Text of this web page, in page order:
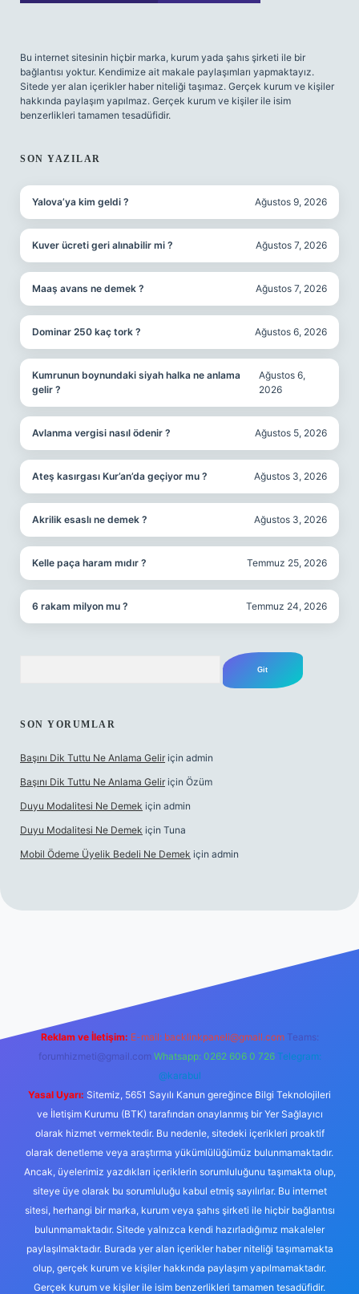
Bu internet sitesinin hiçbir marka, kurum yada şahıs şirketi ile bir
bağlantısı yoktur. Kendimize ait makale paylaşımları yapmaktayız.
Sitede yer alan içerikler haber niteliği taşımaz. Gerçek kurum ve kişiler
hakkında paylaşım yapılmaz. Gerçek kurum ve kişiler ile isim
benzerlikleri tamamen tesadüfidir.
SON YAZILAR
Yalova’ya kim geldi ? Ağustos 9, 2026
Kuver ücreti geri alınabilir mi ? Ağustos 7, 2026
Maaş avans ne demek ? Ağustos 7, 2026
Dominar 250 kaç tork ? Ağustos 6, 2026
Kumrunun boynundaki siyah halka ne anlama
gelir ?
Ağustos 6,
2026
Avlanma vergisi nasıl ödenir ? Ağustos 5, 2026
Ateş kasırgası Kur’an’da geçiyor mu ? Ağustos 3, 2026
Akrilik esaslı ne demek ? Ağustos 3, 2026
Kelle paça haram mıdır ? Temmuz 25, 2026
6 rakam milyon mu ? Temmuz 24, 2026
SON YORUMLAR
Başını Dik Tuttu Ne Anlama Gelir için admin
Başını Dik Tuttu Ne Anlama Gelir için Özüm
Duyu Modalitesi Ne Demek için admin
Duyu Modalitesi Ne Demek için Tuna
Mobil Ödeme Üyelik Bedeli Ne Demek için admin
Reklam ve İletişim: E-mail: backlinkpaneli@gmail.com Teams:
forumhizmeti@gmail.com Whatsapp: 0262 606 0 726 Telegram:
@karabul
Yasal Uyarı: Sitemiz, 5651 Sayılı Kanun gereğince Bilgi Teknolojileri
ve İletişim Kurumu (BTK) tarafından onaylanmış bir Yer Sağlayıcı
olarak hizmet vermektedir. Bu nedenle, sitedeki içerikleri proaktif
olarak denetleme veya araştırma yükümlülüğümüz bulunmamaktadır.
Ancak, üyelerimiz yazdıkları içeriklerin sorumluluğunu taşımakta olup,
siteye üye olarak bu sorumluluğu kabul etmiş sayılırlar. Bu internet
sitesi, herhangi bir marka, kurum veya şahıs şirketi ile hiçbir bağlantısı
bulunmamaktadır. Sitede yalnızca kendi hazırladığımız makaleler
paylaşılmaktadır. Burada yer alan içerikler haber niteliği taşımamakta
olup, gerçek kurum ve kişiler hakkında paylaşım yapılmamaktadır.
Gerçek kurum ve kişiler ile isim benzerlikleri tamamen tesadüfidir.